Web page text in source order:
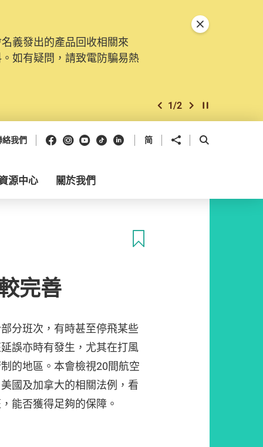
義發出的產品回收相關來
如有疑問，請致電防騙易熱
上一個
1/2 下一個開始/暫停幻燈
關閉特別通告
絡我們 Facebook
Instagram
Youtube
抖音領英 简 分享到 開啟搜尋框
源中心 關於我們
完善
分班次，有時甚至停飛某些
誤亦時有發生，尤其在打風
的地區。本會檢視20間航空
國及加拿大的相關法例，看
能否獲得足夠的保障。